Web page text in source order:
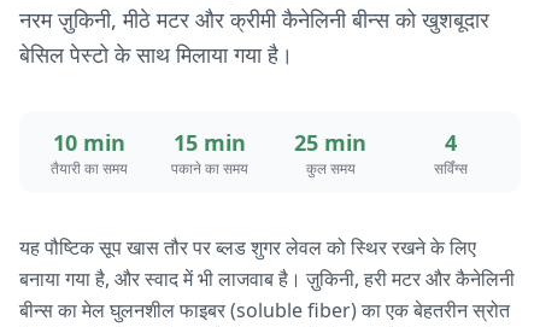
नरम ज़ुकिनी, मीठे मटर और क्रीमी कैनेलिनी बीन्स को खुशबूदार
बेसिल पेस्टो के साथ मिलाया गया है।
10 min
तैयारी का समय
15 min
पकाने का समय
25 min
कुल समय
4
सर्विंग्स
यह पौष्टिक सूप खास तौर पर ब्लड शुगर लेवल को स्थिर रखने के लिए
बनाया गया है, और स्वाद में भी लाजवाब है। ज़ुकिनी, हरी मटर और कैनेलिनी
बीन्स का मेल घुलनशील फाइबर (soluble fiber) का एक बेहतरीन स्रोत